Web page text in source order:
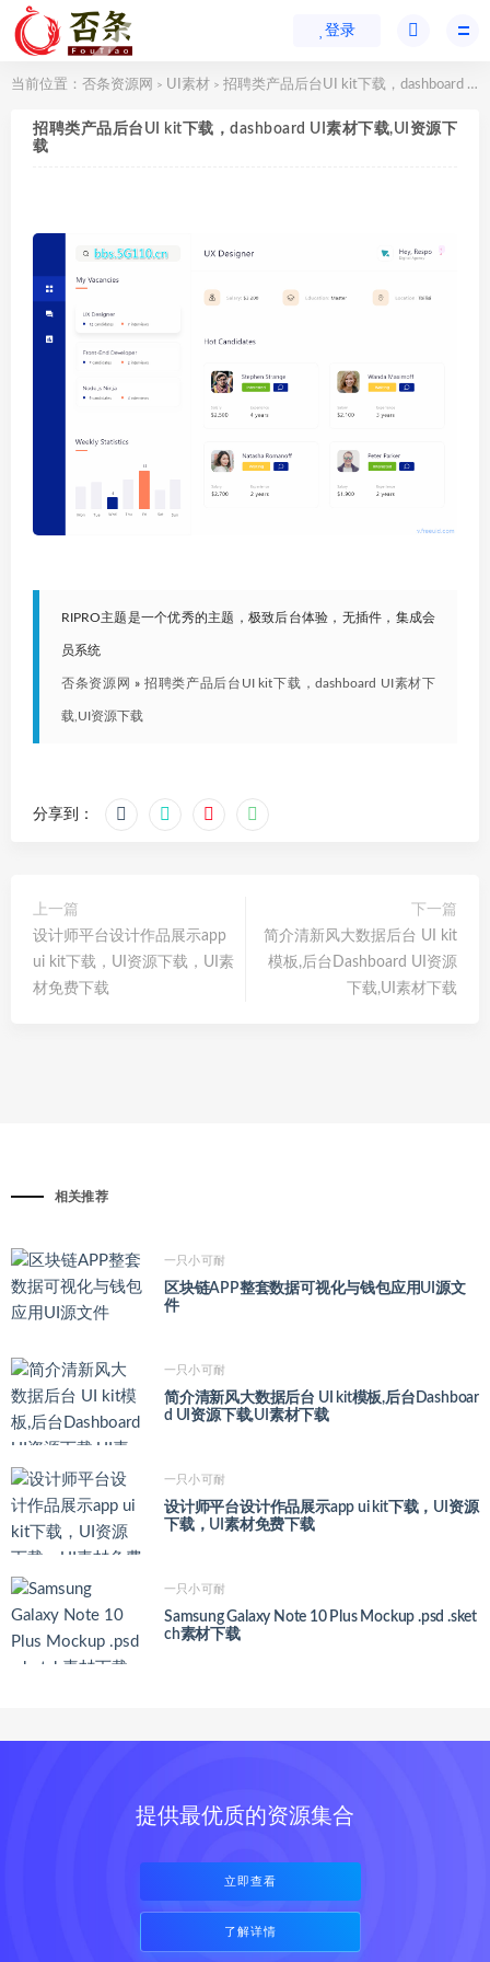
登录
当前位置： 否条资源网 > UI素材 > 招聘类产品后台UI kit下载，dashboard UI素材下载,UI资源下载
招聘类产品后台UI kit下载，dashboard UI素材下载,UI资源下
载
RIPRO主题是一个优秀的主题，极致后台体验，无插件，集成会
员系统
否条资源网 » 招聘类产品后台UI kit下载，dashboard UI素材下
载,UI资源下载
分享到：
上一篇
设计师平台设计作品展示app
ui kit下载，UI资源下载，UI素
材免费下载
下一篇
简介清新风大数据后台 UI kit
模板,后台Dashboard UI资源
下载,UI素材下载
相关推荐
一只小可耐
区块链APP整套数据可视化与钱包应用UI源文
件
一只小可耐
简介清新风大数据后台 UI kit模板,后台Dashboar
d UI资源下载,UI素材下载
一只小可耐
设计师平台设计作品展示app ui kit下载，UI资源
下载，UI素材免费下载
一只小可耐
Samsung Galaxy Note 10 Plus Mockup .psd .sket
ch素材下载
提供最优质的资源集合
立即查看
了解详情